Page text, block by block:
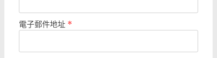
電子郵件地址 *